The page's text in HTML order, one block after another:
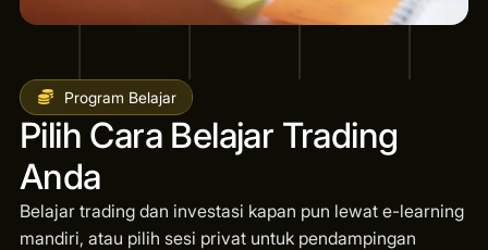
Program Belajar
Pilih Cara Belajar Trading
Anda
Belajar trading dan investasi kapan pun lewat e-learning
mandiri, atau pilih sesi privat untuk pendampingan